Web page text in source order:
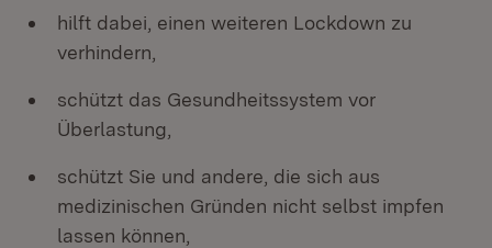
hilft dabei, einen weiteren Lockdown zu
verhindern,
schützt das Gesundheitssystem vor
Überlastung,
schützt Sie und andere, die sich aus
medizinischen Gründen nicht selbst impfen
lassen können,